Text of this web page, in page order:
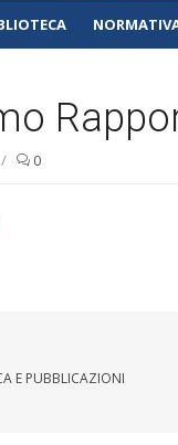
/ 0
E PUBBLICAZIONI